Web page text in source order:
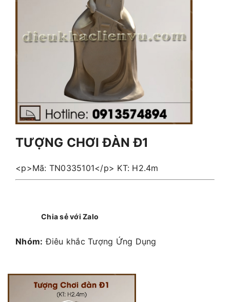
TƯỢNG CHƠI ĐÀN Đ1
<p>Mã: TN0335101</p> KT: H2.4m
Chia sẻ với Zalo
Nhóm: Điêu khắc Tượng Ứng Dụng